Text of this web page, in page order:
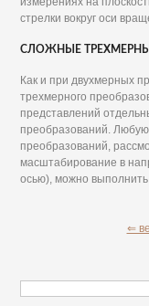
стрелки вокруг оси
СЛОЖНЫЕ
Как и при двухмерных
трехмерного
представлений
преобразований.
преобразований,
масштабирование в
осью), можно
⇐